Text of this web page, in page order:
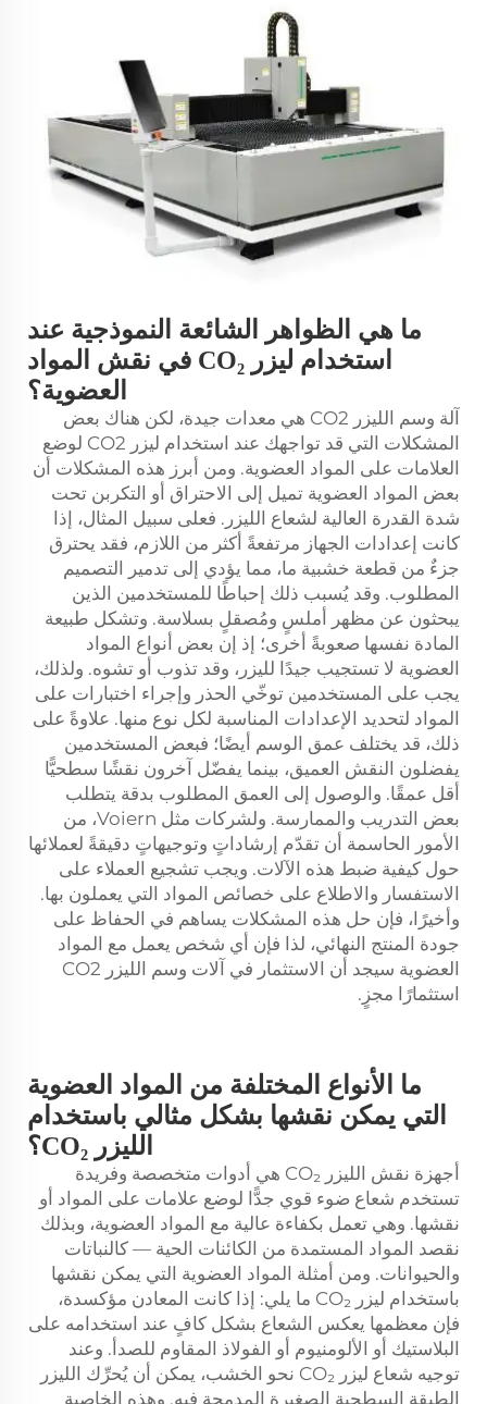
ما هي الظواهر الشائعة النموذجية عند
استخدام ليزر CO₂ في نقش المواد
العضوية؟
آلة وسم الليزر CO2 هي معدات جيدة، لكن هناك بعض
المشكلات التي قد تواجهك عند استخدام ليزر CO2 لوضع
العلامات على المواد العضوية. ومن أبرز هذه المشكلات أن
بعض المواد العضوية تميل إلى الاحتراق أو التكربن تحت
شدة القدرة العالية لشعاع الليزر. فعلى سبيل المثال، إذا
كانت إعدادات الجهاز مرتفعةً أكثر من اللازم، فقد يحترق
جزءٌ من قطعة خشبية ما، مما يؤدي إلى تدمير التصميم
المطلوب. وقد يُسبب ذلك إحباطًا للمستخدمين الذين
يبحثون عن مظهر أملسٍ ومُصقلٍ بسلاسة. وتشكل طبيعة
المادة نفسها صعوبةً أخرى؛ إذ إن بعض أنواع المواد
العضوية لا تستجيب جيدًا لليزر، وقد تذوب أو تشوه. ولذلك،
يجب على المستخدمين توخّي الحذر وإجراء اختبارات على
المواد لتحديد الإعدادات المناسبة لكل نوع منها. علاوةً على
ذلك، قد يختلف عمق الوسم أيضًا؛ فبعض المستخدمين
يفضلون النقش العميق، بينما يفضّل آخرون نقشًا سطحيًّا
أقل عمقًا. والوصول إلى العمق المطلوب بدقة يتطلب
بعض التدريب والممارسة. ولشركات مثل Voiern، من
الأمور الحاسمة أن تقدّم إرشاداتٍ وتوجيهاتٍ دقيقةً لعملائها
حول كيفية ضبط هذه الآلات. ويجب تشجيع العملاء على
الاستفسار والاطلاع على خصائص المواد التي يعملون بها.
وأخيرًا، فإن حل هذه المشكلات يساهم في الحفاظ على
جودة المنتج النهائي، لذا فإن أي شخص يعمل مع المواد
العضوية سيجد أن الاستثمار في آلات وسم الليزر CO2
استثمارًا مجزٍ.
ما الأنواع المختلفة من المواد العضوية
التي يمكن نقشها بشكل مثالي باستخدام
الليزر CO₂؟
أجهزة نقش الليزر CO₂ هي أدوات متخصصة وفريدة
تستخدم شعاع ضوء قوي جدًّا لوضع علامات على المواد أو
نقشها. وهي تعمل بكفاءة عالية مع المواد العضوية، وبذلك
نقصد المواد المستمدة من الكائنات الحية — كالنباتات
والحيوانات. ومن أمثلة المواد العضوية التي يمكن نقشها
باستخدام ليزر CO₂ ما يلي: إذا كانت المعادن مؤكسدة،
فإن معظمها يعكس الشعاع بشكل كافٍ عند استخدامه على
البلاستيك أو الألومنيوم أو الفولاذ المقاوم للصدأ. وعند
توجيه شعاع ليزر CO₂ نحو الخشب، يمكن أن يُحرِّك الليزر
الطبقة السطحية الصغيرة المدمجة فيه. وهذه الخاصية